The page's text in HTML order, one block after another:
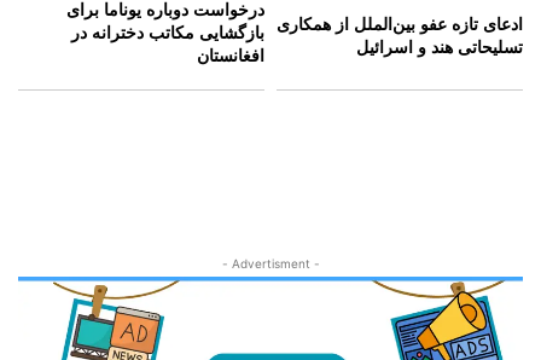
ادعای تازه عفو بین‌الملل از همکاری
تسلیحاتی هند و اسرائیل
درخواست دوباره یوناما برای
بازگشایی مکاتب دخترانه در
افغانستان
- Advertisment -